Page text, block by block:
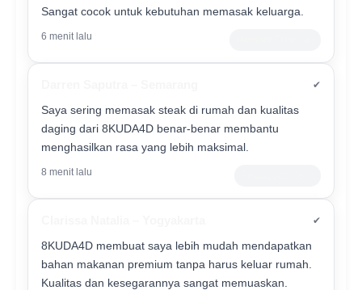
Sangat cocok untuk kebutuhan memasak keluarga.
6 menit lalu
✔
Saya sering memasak steak di rumah dan kualitas
daging dari 8KUDA4D benar-benar membantu
menghasilkan rasa yang lebih maksimal.
8 menit lalu
✔
8KUDA4D membuat saya lebih mudah mendapatkan
bahan makanan premium tanpa harus keluar rumah.
Kualitas dan kesegarannya sangat memuaskan.